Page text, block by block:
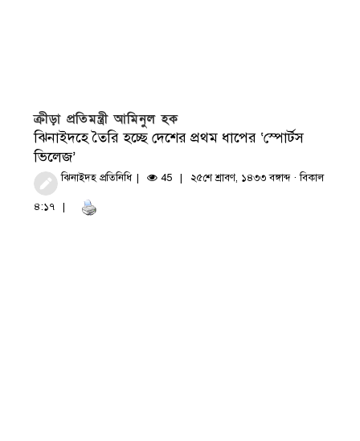
ক্রীড়া প্রতিমন্ত্রী আমিনুল হক
ঝিনাইদহে তৈরি হচ্ছে দেশের প্রথম ধাপের ‘স্পোর্টস
ভিলেজ’
ঝিনাইদহ প্রতিনিধি 45 ২৫শে শ্রাবণ, ১৪৩৩ বঙ্গাব্দ · বিকাল
৪:১৭